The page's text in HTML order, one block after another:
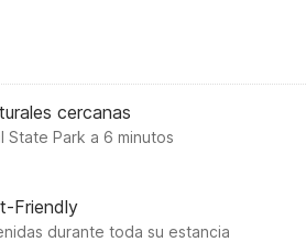
cercanas
State Park a 6 minutos
Friendly
durante toda su estancia